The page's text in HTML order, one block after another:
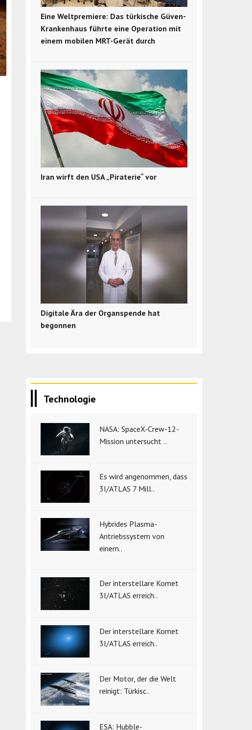
Eine Weltpremiere: Das türkische Güven-
Krankenhaus führte eine Operation mit
einem mobilen MRT-Gerät durch
Iran wirft den USA „Piraterie“ vor
Digitale Ära der Organspende hat
begonnen
Technologie
NASA: SpaceX-Crew-12-
Mission untersucht ..
Es wird angenommen, dass
3I/ATLAS 7 Mill..
Hybrides Plasma-
Antriebssystem von
einem..
Der interstellare Komet
3I/ATLAS erreich..
Der interstellare Komet
3I/ATLAS erreich..
Der Motor, der die Welt
reinigt: Türkisc..
ESA: Hubble-